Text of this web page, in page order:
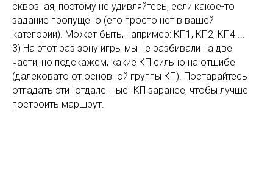
сквозная, поэтому не удивляйтесь, если какое-то
задание пропущено (его просто нет в вашей
категории). Может быть, например: КП1, КП2, КП4 ...
3) На этот раз зону игры мы не разбивали на две
части, но подскажем, какие КП сильно на отшибе
(далековато от основной группы КП). Постарайтесь
отгадать эти "отдаленные" КП заранее, чтобы лучше
построить маршрут.